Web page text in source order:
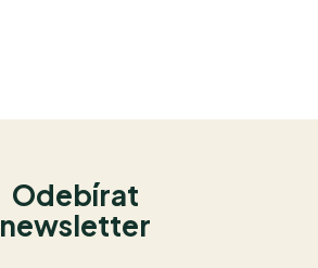
Odebírat
newsletter